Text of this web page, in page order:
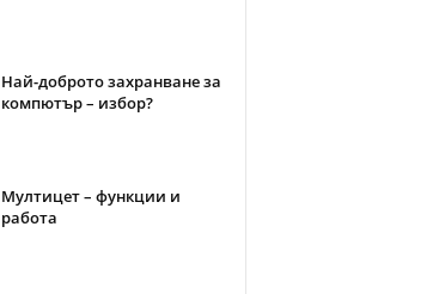
Най-доброто захранване за
компютър – избор?
Мултицет – функции и
работа